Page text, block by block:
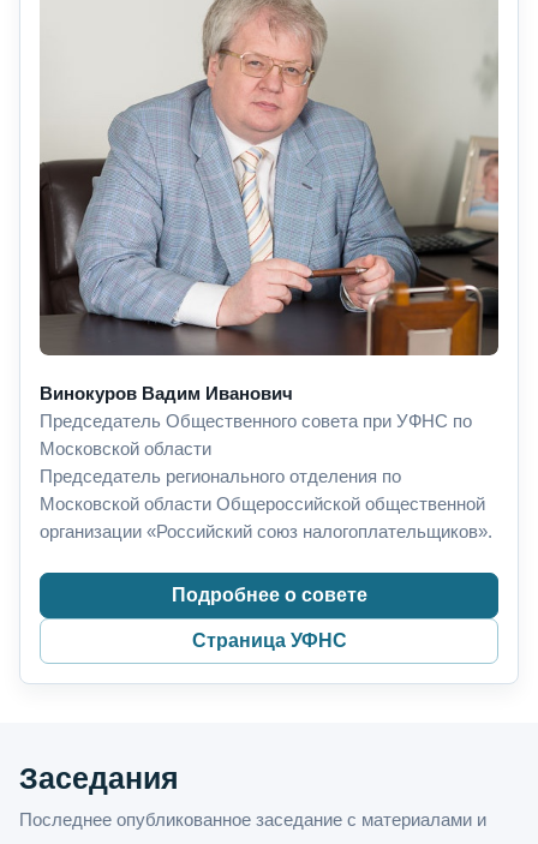
Винокуров Вадим Иванович
Председатель Общественного совета при УФНС по
Московской области
Председатель регионального отделения по
Московской области Общероссийской общественной
организации «Российский союз налогоплательщиков».
Подробнее о совете
Страница УФНС
Заседания
Последнее опубликованное заседание с материалами и